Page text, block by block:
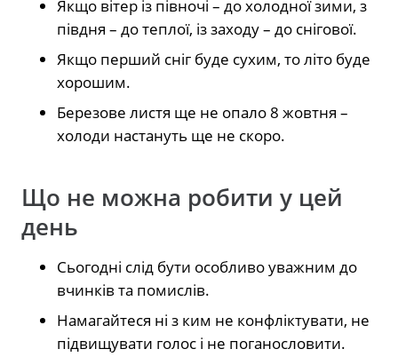
Якщо вітер із півночі – до холодної зими, з
півдня – до теплої, із заходу – до снігової.
Якщо перший сніг буде сухим, то літо буде
хорошим.
Березове листя ще не опало 8 жовтня –
холоди настануть ще не скоро.
Що не можна робити у цей
день
Сьогодні слід бути особливо уважним до
вчинків та помислів.
Намагайтеся ні з ким не конфліктувати, не
підвищувати голос і не поганословити.